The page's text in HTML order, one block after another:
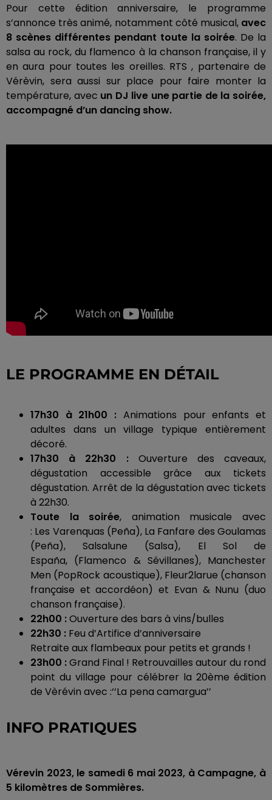
Pour cette édition anniversaire, le programme
s’annonce très animé, notamment côté musical, avec
8 scènes différentes pendant toute la soirée. De la
salsa au rock, du flamenco à la chanson française, il y
en aura pour toutes les oreilles. RTS , partenaire de
Vérèvin, sera aussi sur place pour faire monter la
température, avec un DJ live une partie de la soirée,
accompagné d’un dancing show.
LE PROGRAMME EN DÉTAIL
17h30 à 21h00 : Animations pour enfants et
adultes dans un village typique entièrement
décoré.
17h30 à 22h30 : Ouverture des caveaux,
dégustation accessible grâce aux tickets
dégustation. Arrêt de la dégustation avec tickets
à 22h30.
Toute la soirée, animation musicale avec
: Les Varenquas (Peña), La Fanfare desGoulamas
(Peña), Salsalune (Salsa), El Solde
España, (Flamenco & Sévillanes), Manchester
Men (PopRock acoustique), Fleur2larue (chanson
française et accordéon) et Evan & Nunu (duo
chanson française).
22h00 :Ouverture des bars à vins/bulles
22h30 : Feu d’Artifice d’anniversaire
Retraite aux flambeaux pour petits et grands !
23h00 :Grand Final ! Retrouvailles autour du rond
point du village pour célébrer la 20ème édition
de Vèrévin avec :‘‘La pena camargua’’
INFO PRATIQUES
Vérevin 2023, le samedi 6 mai 2023, à Campagne, à
5 kilomètres de Sommières.